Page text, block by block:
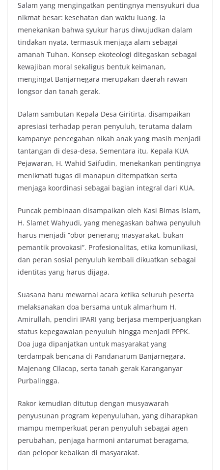
Salam yang mengingatkan pentingnya mensyukuri dua
nikmat besar: kesehatan dan waktu luang. Ia
menekankan bahwa syukur harus diwujudkan dalam
tindakan nyata, termasuk menjaga alam sebagai
amanah Tuhan. Konsep ekoteologi ditegaskan sebagai
kewajiban moral sekaligus bentuk keimanan,
mengingat Banjarnegara merupakan daerah rawan
longsor dan tanah gerak.
Dalam sambutan Kepala Desa Giritirta, disampaikan
apresiasi terhadap peran penyuluh, terutama dalam
kampanye pencegahan nikah anak yang masih menjadi
tantangan di desa-desa. Sementara itu, Kepala KUA
Pejawaran, H. Wahid Saifudin, menekankan pentingnya
menikmati tugas di manapun ditempatkan serta
menjaga koordinasi sebagai bagian integral dari KUA.
Puncak pembinaan disampaikan oleh Kasi Bimas Islam,
H. Slamet Wahyudi, yang menegaskan bahwa penyuluh
harus menjadi “obor penerang masyarakat, bukan
pemantik provokasi”. Profesionalitas, etika komunikasi,
dan peran sosial penyuluh kembali dikuatkan sebagai
identitas yang harus dijaga.
Suasana haru mewarnai acara ketika seluruh peserta
melaksanakan doa bersama untuk almarhum H.
Amirullah, pendiri IPARI yang berjasa memperjuangkan
status kepegawaian penyuluh hingga menjadi PPPK.
Doa juga dipanjatkan untuk masyarakat yang
terdampak bencana di Pandanarum Banjarnegara,
Majenang Cilacap, serta tanah gerak Karanganyar
Purbalingga.
Rakor kemudian ditutup dengan musyawarah
penyusunan program kepenyuluhan, yang diharapkan
mampu memperkuat peran penyuluh sebagai agen
perubahan, penjaga harmoni antarumat beragama,
dan pelopor kebaikan di masyarakat.